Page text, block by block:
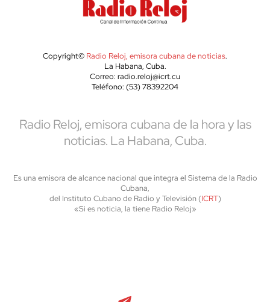
Copyright© Radio Reloj, emisora cubana de noticias.
La Habana, Cuba.
Correo: radio.reloj@icrt.cu
Teléfono: (53) 78392204
Radio Reloj, emisora cubana de la hora y las
noticias. La Habana, Cuba.
Es una emisora de alcance nacional que integra el Sistema de la Radio
Cubana,
del Instituto Cubano de Radio y Televisión (ICRT)
«Si es noticia, la tiene Radio Reloj»